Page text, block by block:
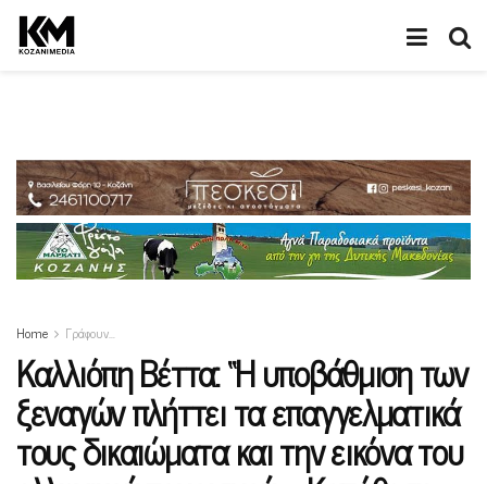
Home Γράφουν…
Καλλιόπη Βέττα: “Η υποβάθμιση των
ξεναγών πλήττει τα επαγγελματικά
τους δικαιώματα και την εικόνα του